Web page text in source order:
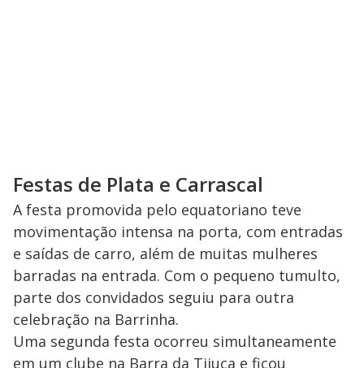
Festas de Plata e Carrascal
A festa promovida pelo equatoriano teve
movimentação intensa na porta, com entradas
e saídas de carro, além de muitas mulheres
barradas na entrada. Com o pequeno tumulto,
parte dos convidados seguiu para outra
celebração na Barrinha.
Uma segunda festa ocorreu simultaneamente
em um clube na Barra da Tijuca e ficou